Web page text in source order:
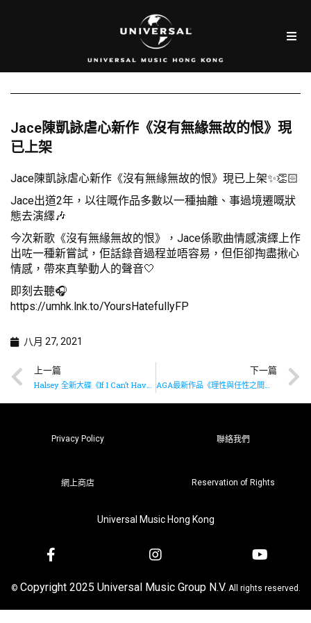
Jace陳凱詠虐心新作《沒有無緣無故的恨》現
已上架
Jace陳凱詠虐心新作《沒有無緣無故的恨》現已上架✨👏🏻
Jace出道2年，以往嘅作品多數以一種抽離、事過境遷嘅狀
態去演繹🎶
今次新歌《沒有無緣無故的恨》，Jace係歌曲情感演繹上作
出咗一種新嘗試，佢話錄音過程並唔容易，但佢卻掏盡揪心
情感，帶來真摰動人的聲音🤍
即刻去聽🎧
https://umhk.lnk.to/YoursHatefullyFP
八月 27, 2021
上一篇
Halsey 全新大碟《If I Can’t Have Love, I Want Power》現已上架🤍
下一篇
AGA最新作品《理性與任性之間》《What are we gonna do》現已上架
Privacy Policy 聯絡我們
網上商店 Reservation of Rights
Universal Music Hong Kong
© Copyright 2025 Universal Music Group N.V. All rights reserved.